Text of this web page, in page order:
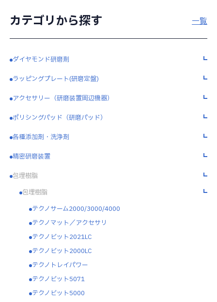
カテゴリから探す 一覧
ダイヤモンド研磨剤
ラッピングプレート(研磨定盤)
アクセサリー（研磨装置周辺機器）
ポリシングパッド（研磨パッド）
各種添加剤・洗浄剤
精密研磨装置
包埋樹脂
包埋樹脂
テクノサーム2000/3000/4000
テクノマット／アクセサリ
テクノビット2021LC
テクノビット2000LC
テクノトレイパワー
テクノビット5071
テクノビット5000